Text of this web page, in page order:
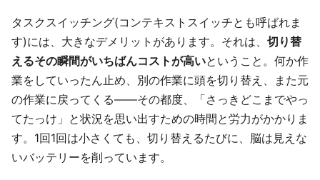
タスクスイッチング(コンテキストスイッチとも呼ばれま
す)には、大きなデメリットがあります。それは、 切り替
えるその瞬間がいちばんコストが高いということ。何か作
業をしていったん止め、別の作業に頭を切り替え、また元
の作業に戻ってくる——その都度、「さっきどこまでやっ
てたっけ」と状況を思い出すための時間と労力がかかりま
す。1回1回は小さくても、切り替えるたびに、脳は見えな
いバッテリーを削っています。